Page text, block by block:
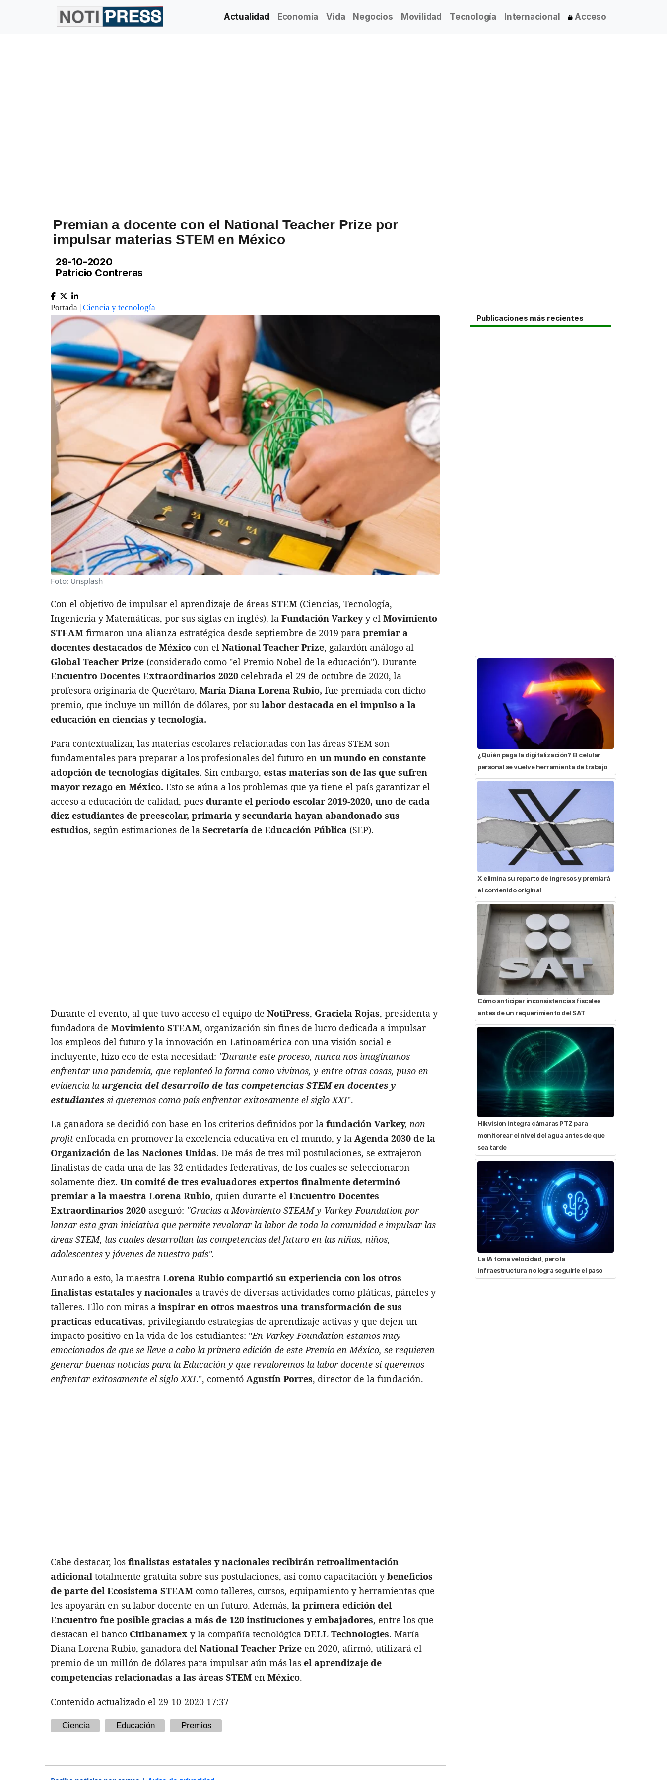
Actualidad Economía Vida Negocios Movilidad Tecnología Internacional Acceso
Premian a docente con el National Teacher Prize por
impulsar materias STEM en México
29-10-2020
Patricio Contreras
Portada | Ciencia y tecnología
Foto: Unsplash
Con el objetivo de impulsar el aprendizaje de áreas STEM (Ciencias, Tecnología,
Ingeniería y Matemáticas, por sus siglas en inglés), la Fundación Varkeyy el Movimiento
STEAM firmaron una alianza estratégica desde septiembre de 2019 para premiar a
docentes destacados de México con el National Teacher Prize, galardón análogo al
Global Teacher Prize (considerado como "el Premio Nobel de la educación"). Durante
Encuentro Docentes Extraordinarios 2020 celebrada el 29 de octubre de 2020, la
profesora originaria de Querétaro, María Diana Lorena Rubio, fue premiada con dicho
premio, que incluye un millón de dólares, por su labor destacada en el impulso a la
educación en ciencias y tecnología.
Para contextualizar, las materias escolares relacionadas con las áreas STEM son
fundamentales para preparar a los profesionales del futuro en un mundo en constante
adopción de tecnologías digitales. Sin embargo, estas materias son de las que sufren
mayor rezago en México. Esto se aúna a los problemas que ya tiene el país garantizar el
acceso a educación de calidad, pues durante el periodo escolar 2019-2020, uno de cada
diez estudiantes de preescolar, primaria y secundaria hayan abandonado sus
estudios, según estimaciones de la Secretaría de Educación Pública (SEP).
Durante el evento, al que tuvo acceso el equipo de NotiPress, Graciela Rojas, presidenta y
fundadora de Movimiento STEAM, organización sin fines de lucro dedicada a impulsar
los empleos del futuro y la innovación en Latinoamérica con una visión social e
incluyente, hizo eco de esta necesidad: "Durante este proceso, nunca nos imaginamos
enfrentar una pandemia, que replanteó la forma como vivimos, y entre otras cosas, puso en
evidencia la urgencia del desarrollo de las competencias STEM en docentes y
estudiantes si queremos como país enfrentar exitosamente el siglo XXI".
La ganadora se decidió con base en los criterios definidos por la fundación Varkey, non-
profit enfocada en promover la excelencia educativa en el mundo, y la Agenda 2030 de la
Organización de las Naciones Unidas. De más de tres mil postulaciones, se extrajeron
finalistas de cada una de las 32 entidades federativas, de los cuales se seleccionaron
solamente diez. Un comité de tres evaluadores expertos finalmente determinó
premiar a la maestra Lorena Rubio, quien durante el Encuentro Docentes
Extraordinarios 2020 aseguró: "Gracias a Movimiento STEAM y Varkey Foundation por
lanzar esta gran iniciativa que permite revalorar la labor de toda la comunidad e impulsar las
áreas STEM, las cuales desarrollan las competencias del futuro en las niñas, niños,
adolescentes y jóvenes de nuestro país".
Aunado a esto, la maestra Lorena Rubio compartió su experiencia con los otros
finalistas estatales y nacionales a través de diversas actividades como pláticas, páneles y
talleres. Ello con miras a inspirar en otros maestros una transformación de sus
practicas educativas, privilegiando estrategias de aprendizaje activas y que dejen un
impacto positivo en la vida de los estudiantes: "En Varkey Foundation estamos muy
emocionados de que se lleve a cabo la primera edición de este Premio en México, se requieren
generar buenas noticias para la Educación y que revaloremos la labor docente si queremos
enfrentar exitosamente el siglo XXI.", comentó Agustín Porres, director de la fundación.
Cabe destacar, los finalistas estatales y nacionales recibirán retroalimentación
adicional totalmente gratuita sobre sus postulaciones, así como capacitación ybeneficios
de parte del Ecosistema STEAM como talleres, cursos, equipamiento y herramientas que
les apoyarán en su labor docente en un futuro. Además, la primera edición del
Encuentro fue posible gracias a más de 120 instituciones y embajadores, entre los que
destacan el banco Citibanamex y la compañía tecnológica DELL Technologies. María
Diana Lorena Rubio, ganadora del National Teacher Prize en 2020, afirmó, utilizará el
premio de un millón de dólares para impulsar aún más las el aprendizaje de
competencias relacionadas a las áreas STEM en México.
Contenido actualizado el 29-10-2020 17:37
Ciencia Educación Premios
Publicaciones más recientes
¿Quién paga la digitalización? El celular
personal se vuelve herramienta de trabajo
X elimina su reparto de ingresos y premiará
el contenido original
Cómo anticipar inconsistencias fiscales
antes de un requerimiento del SAT
Hikvision integra cámaras PTZ para
monitorear el nivel del agua antes de que
sea tarde
La IA toma velocidad, pero la
infraestructura no logra seguirle el paso